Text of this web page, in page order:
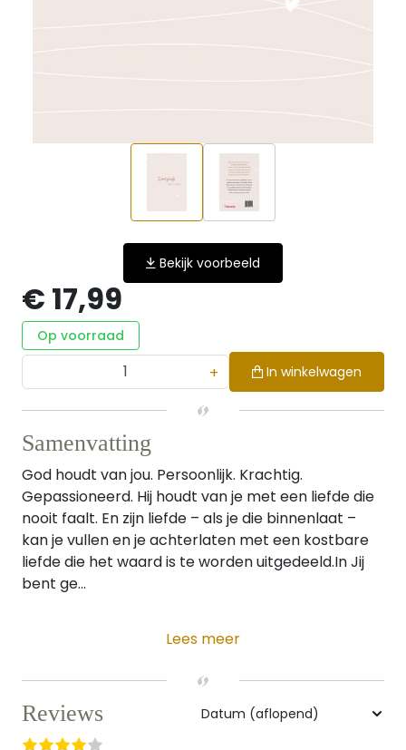
Bekijk voorbeeld
€ 17,99
Op voorraad
+ In winkelwagen
Samenvatting
God houdt van jou. Persoonlijk. Krachtig.
Gepassioneerd. Hij houdt van je met een liefde die
nooit faalt. En zijn liefde – als je die binnenlaat –
kan je vullen en je achterlaten met een kostbare
liefde die het waard is te worden uitgedeeld.In Jij
bent ge...
Lees meer
Reviews